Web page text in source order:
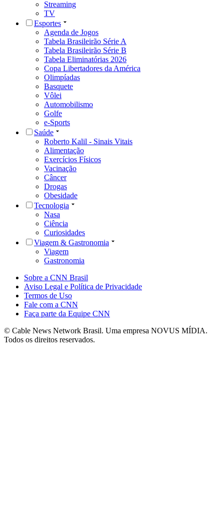
Streaming
TV
Esportes
Agenda de Jogos
Tabela Brasileirão Série A
Tabela Brasileirão Série B
Tabela Eliminatórias 2026
Copa Libertadores da América
Olimpíadas
Basquete
Vôlei
Automobilismo
Golfe
e-Sports
Saúde
Roberto Kalil - Sinais Vitais
Alimentação
Exercícios Físicos
Vacinação
Câncer
Drogas
Obesidade
Tecnologia
Nasa
Ciência
Curiosidades
Viagem & Gastronomia
Viagem
Gastronomia
Sobre a CNN Brasil
Aviso Legal e Política de Privacidade
Termos de Uso
Fale com a CNN
Faça parte da Equipe CNN
© Cable News Network Brasil. Uma empresa NOVUS MÍDIA.
Todos os direitos reservados.